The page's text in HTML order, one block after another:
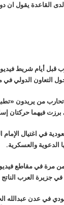
القاعدة يقول ان
قبل أيام شريط فيديو
التعاون الدولي في
تحارب من يريدون
فيهما حركتان
في اغتيال
الدعوية والعسكرية.
مرة في مقاطع
جزيرة العرب